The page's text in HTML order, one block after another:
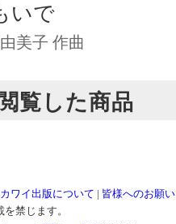
いで
美子 作曲
覧した商品
カワイ出版について | 皆様へのお願い
禁じます。